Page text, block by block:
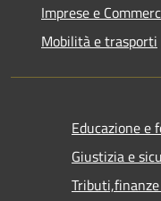
Imprese e
Mobilità e trasporti
Educazione e
Giustizia e